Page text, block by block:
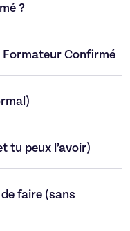
?
Formateur Confirmé
tu peux l’avoir)
faire (sans